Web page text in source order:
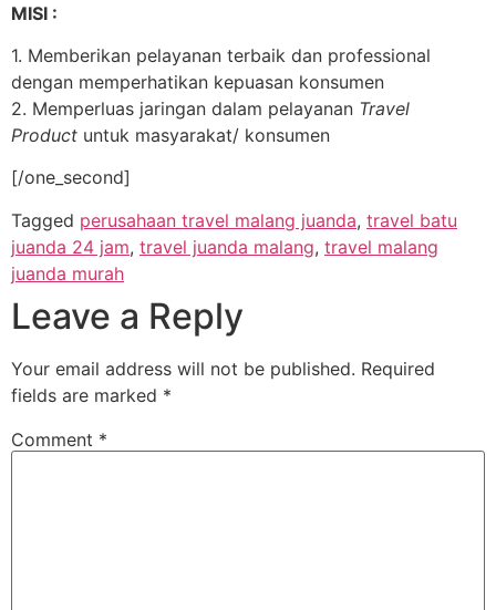
MISI :
1. Memberikan pelayanan terbaik dan professional
dengan memperhatikan kepuasan konsumen
2. Memperluas jaringan dalam pelayanan Travel
Product untuk masyarakat/ konsumen
[/one_second]
Tagged perusahaan travel malang juanda, travel batu
juanda 24 jam, travel juanda malang, travel malang
juanda murah
Leave a Reply
Your email address will not be published. Required
fields are marked *
Comment *